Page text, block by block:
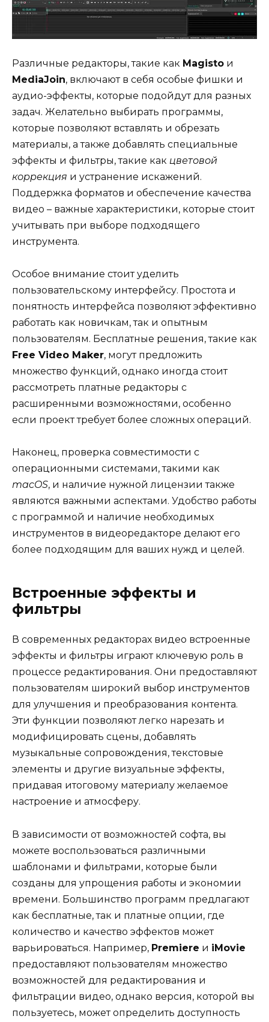
Различные редакторы, такие как Magisto и
MediaJoin, включают в себя особые фишки и
аудио-эффекты, которые подойдут для разных
задач. Желательно выбирать программы,
которые позволяют вставлять и обрезать
материалы, а также добавлять специальные
эффекты и фильтры, такие как цветовой
коррекция и устранение искажений.
Поддержка форматов и обеспечение качества
видео – важные характеристики, которые стоит
учитывать при выборе подходящего
инструмента.
Особое внимание стоит уделить
пользовательскому интерфейсу. Простота и
понятность интерфейса позволяют эффективно
работать как новичкам, так и опытным
пользователям. Бесплатные решения, такие как
Free Video Maker, могут предложить
множество функций, однако иногда стоит
рассмотреть платные редакторы с
расширенными возможностями, особенно
если проект требует более сложных операций.
Наконец, проверка совместимости с
операционными системами, такими как
macOS, и наличие нужной лицензии также
являются важными аспектами. Удобство работы
с программой и наличие необходимых
инструментов в видеоредакторе делают его
более подходящим для ваших нужд и целей.
Встроенные эффекты и
фильтры
В современных редакторах видео встроенные
эффекты и фильтры играют ключевую роль в
процессе редактирования. Они предоставляют
пользователям широкий выбор инструментов
для улучшения и преобразования контента.
Эти функции позволяют легко нарезать и
модифицировать сцены, добавлять
музыкальные сопровождения, текстовые
элементы и другие визуальные эффекты,
придавая итоговому материалу желаемое
настроение и атмосферу.
В зависимости от возможностей софта, вы
можете воспользоваться различными
шаблонами и фильтрами, которые были
созданы для упрощения работы и экономии
времени. Большинство программ предлагают
как бесплатные, так и платные опции, где
количество и качество эффектов может
варьироваться. Например, Premiere и iMovie
предоставляют пользователям множество
возможностей для редактирования и
фильтрации видео, однако версия, которой вы
пользуетесь, может определить доступность